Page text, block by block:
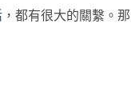
，都有很大的關繫。那